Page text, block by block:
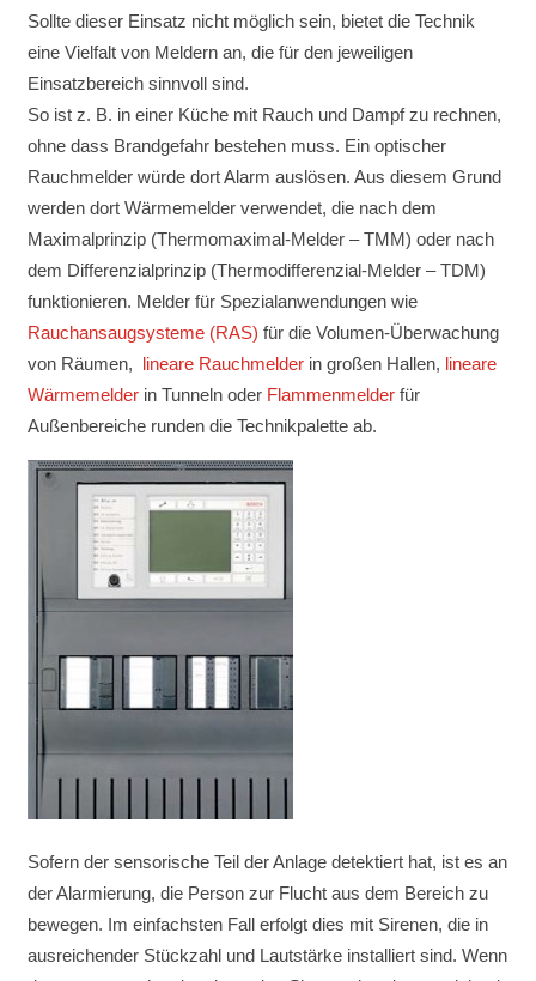
Sollte dieser Einsatz nicht möglich sein, bietet die Technik
eine Vielfalt von Meldern an, die für den jeweiligen
Einsatzbereich sinnvoll sind.
So ist z. B. in einer Küche mit Rauch und Dampf zu rechnen,
ohne dass Brandgefahr bestehen muss. Ein optischer
Rauchmelder würde dort Alarm auslösen. Aus diesem Grund
werden dort Wärmemelder verwendet, die nach dem
Maximalprinzip (Thermomaximal-Melder – TMM) oder nach
dem Differenzialprinzip (Thermodifferenzial-Melder – TDM)
funktionieren. Melder für Spezialanwendungen wie
Rauchansaugsysteme (RAS) für die Volumen-Überwachung
von Räumen, lineare Rauchmelderin großen Hallen, lineare
Wärmemelderin Tunneln oder Flammenmelder für
Außenbereiche runden die Technikpalette ab.
Sofern der sensorische Teil der Anlage detektiert hat, ist es an
der Alarmierung, die Person zur Flucht aus dem Bereich zu
bewegen. Im einfachsten Fall erfolgt dies mit Sirenen, die in
ausreichender Stückzahl und Lautstärke installiert sind. Wenn